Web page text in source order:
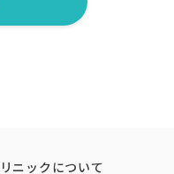
ニックについて